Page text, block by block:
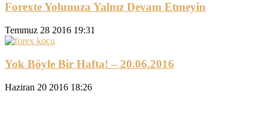
Forexte Yolunuza Yalnız Devam Etmeyin
Temmuz 28 2016 19:31
Yok Böyle Bir Hafta! – 20.06.2016
Haziran 20 2016 18:26